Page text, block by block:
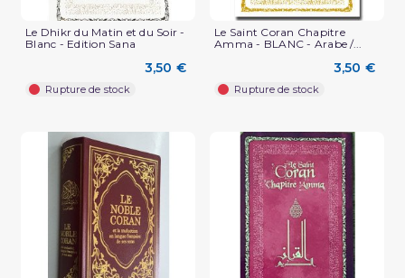
Le Dhikr du Matin et du Soir -
Blanc - Edition Sana
3,50 €
Rupture de stock
Le Saint Coran Chapitre
Amma - BLANC - Arabe /...
3,50 €
Rupture de stock